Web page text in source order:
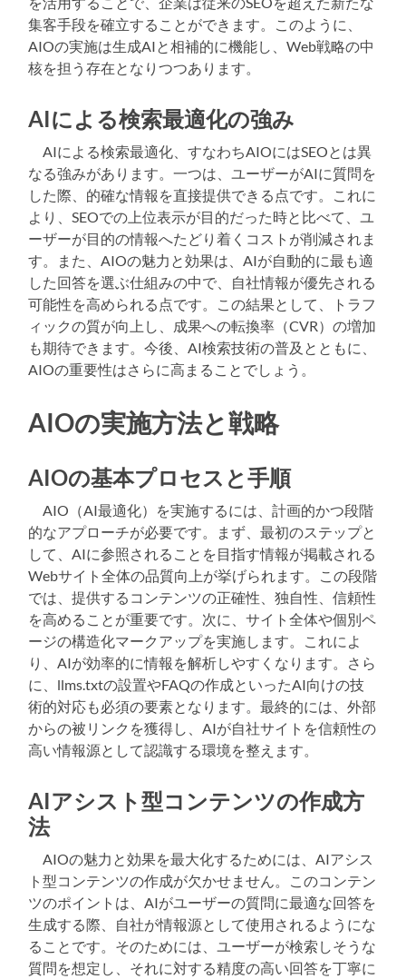
集客手段を確立することができます。このように、
AIOの実施は生成AIと相補的に機能し、Web戦略の中
核を担う存在となりつつあります。
AIによる検索最適化の強み
AIによる検索最適化、すなわちAIOにはSEOとは異
なる強みがあります。一つは、ユーザーがAIに質問を
した際、的確な情報を直接提供できる点です。これに
より、SEOでの上位表示が目的だった時と比べて、ユ
ーザーが目的の情報へたどり着くコストが削減されま
す。また、AIOの魅力と効果は、AIが自動的に最も適
した回答を選ぶ仕組みの中で、自社情報が優先される
可能性を高められる点です。この結果として、トラフ
ィックの質が向上し、成果への転換率（CVR）の増加
も期待できます。今後、AI検索技術の普及とともに、
AIOの重要性はさらに高まることでしょう。
AIOの実施方法と戦略
AIOの基本プロセスと手順
AIO（AI最適化）を実施するには、計画的かつ段階
的なアプローチが必要です。まず、最初のステップと
して、AIに参照されることを目指す情報が掲載される
Webサイト全体の品質向上が挙げられます。この段階
では、提供するコンテンツの正確性、独自性、信頼性
を高めることが重要です。次に、サイト全体や個別ペ
ージの構造化マークアップを実施します。これによ
り、AIが効率的に情報を解析しやすくなります。さら
に、llms.txtの設置やFAQの作成といったAI向けの技
術的対応も必須の要素となります。最終的には、外部
からの被リンクを獲得し、AIが自社サイトを信頼性の
高い情報源として認識する環境を整えます。
AIアシスト型コンテンツの作成方
法
AIOの魅力と効果を最大化するためには、AIアシス
ト型コンテンツの作成が欠かせません。このコンテン
ツのポイントは、AIがユーザーの質問に最適な回答を
生成する際、自社が情報源として使用されるようにな
ることです。そのためには、ユーザーが検索しそうな
質問を想定し、それに対する精度の高い回答を丁寧に